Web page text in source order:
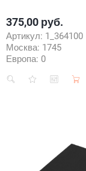
Цена
375,00 руб.
Артикул: 1_364100
Москва: 1745
Европа: 0